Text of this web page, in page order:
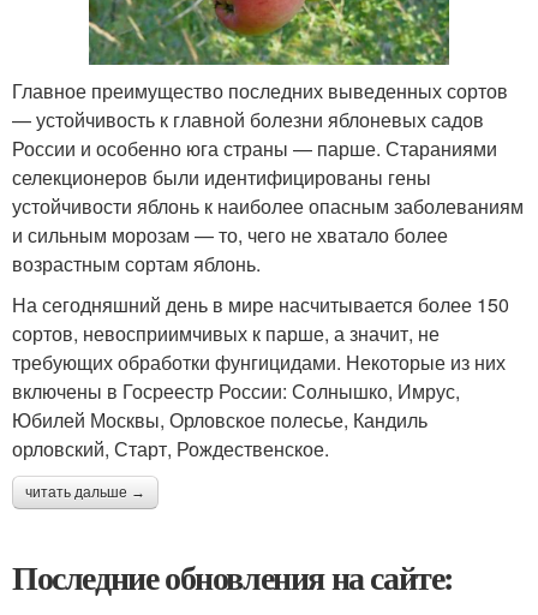
Главное преимущество последних выведенных сортов
— устойчивость к главной болезни яблоневых садов
России и особенно юга страны — парше. Стараниями
селекционеров были идентифицированы гены
устойчивости яблонь к наиболее опасным заболеваниям
и сильным морозам — то, чего не хватало более
возрастным сортам яблонь.
На сегодняшний день в мире насчитывается более 150
сортов, невосприимчивых к парше, а значит, не
требующих обработки фунгицидами. Некоторые из них
включены в Госреестр России: Солнышко, Имрус,
Юбилей Москвы, Орловское полесье, Кандиль
орловский, Старт, Рождественское.
читать дальше →
Последние обновления на сайте: